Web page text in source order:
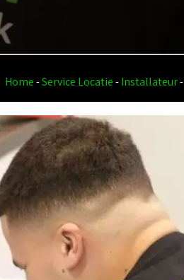
Home-Service Locatie-Installateur-